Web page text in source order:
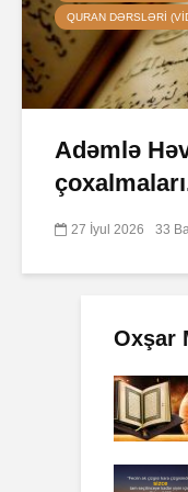
QURAN DƏRSLƏRI
Adəmlə
27 İyul 2026 33
Oxşar